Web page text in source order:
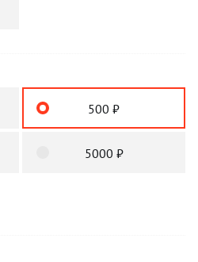
500 ₽
5000 ₽